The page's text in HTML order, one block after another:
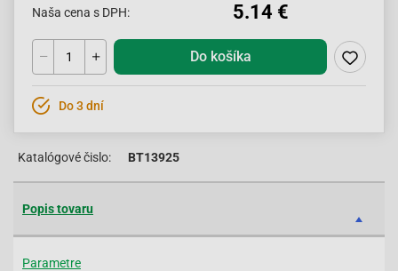
Naša cena s DPH: 5.14 €
Do košíka
Do 3 dní
Katalógové čislo: BT13925
Popis tovaru
Parametre